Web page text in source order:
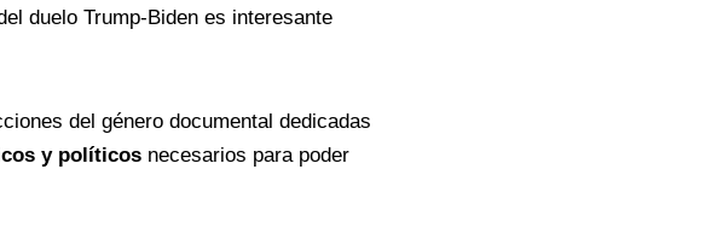
duelo Trump-Bidenes interesante
del género documental dedicadas
y políticosnecesarios para poder